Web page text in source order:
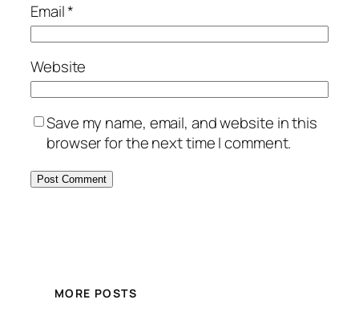
Email*
Website
Save my name, email, and website in this
browser for the next time I comment.
MORE POSTS